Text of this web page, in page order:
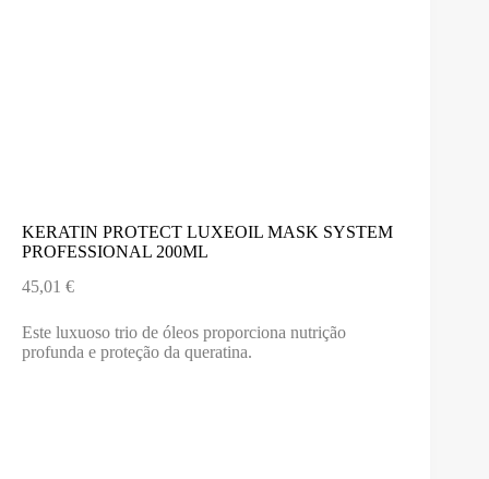
KERATIN PROTECT LUXEOIL MASK SYSTEM
PROFESSIONAL 200ML
45,01 €
Este luxuoso trio de óleos proporciona nutrição
profunda e proteção da queratina.